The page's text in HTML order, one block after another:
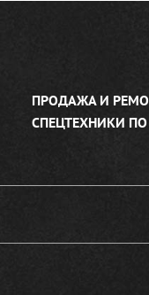
ПРОДАЖА И
СПЕЦТЕХНИКИ